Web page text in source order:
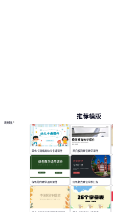
推荐模版
更多模板
蓝色卡通插画幼儿卡通课件 黑白极简教育教学课件
绿色简约教学通用课件 红色复古教育学术汇报